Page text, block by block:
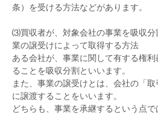
条）を受ける方法などがあります。
⑶買収者が、対象会社の事業を吸収分
業の譲受けによって取得する方法
ある会社が、事業に関して有する権
ることを吸収分割といいます。
また、事業の譲受けとは、会社の「
に譲渡することをいいます。
どちらも、事業を承継するという点で